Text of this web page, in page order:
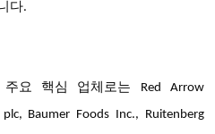
다.
요 핵심 업체 로는 Red Arrow
Baumer Foods Inc., Ruitenberg